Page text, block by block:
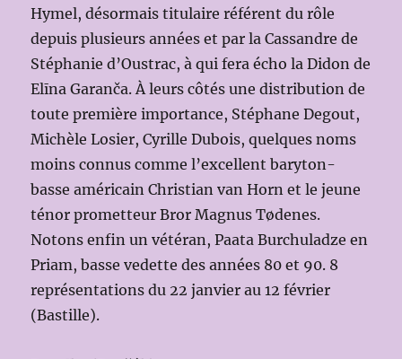
Hymel, désormais titulaire référent du rôle
depuis plusieurs années et par la Cassandre de
Stéphanie d’Oustrac, à qui fera écho la Didon de
Elīna Garanča. À leurs côtés une distribution de
toute première importance, Stéphane Degout,
Michèle Losier, Cyrille Dubois, quelques noms
moins connus comme l’excellent baryton-
basse américain Christian van Horn et le jeune
ténor prometteur Bror Magnus Tødenes.
Notons enfin un vétéran, Paata Burchuladze en
Priam, basse vedette des années 80 et 90. 8
représentations du 22 janvier au 12 février
(Bastille).